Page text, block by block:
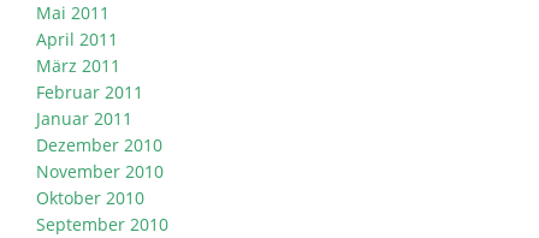
Mai 2011
April 2011
März 2011
Februar 2011
Januar 2011
Dezember 2010
November 2010
Oktober 2010
September 2010